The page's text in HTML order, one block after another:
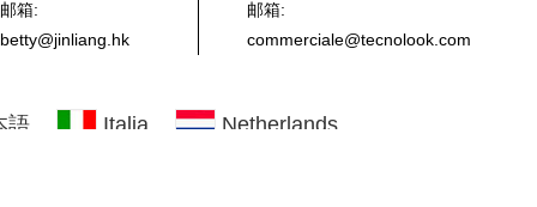
邮箱:
betty@jinliang.hk
邮箱:
commerciale@tecnolook.com
語 Italia Netherlands